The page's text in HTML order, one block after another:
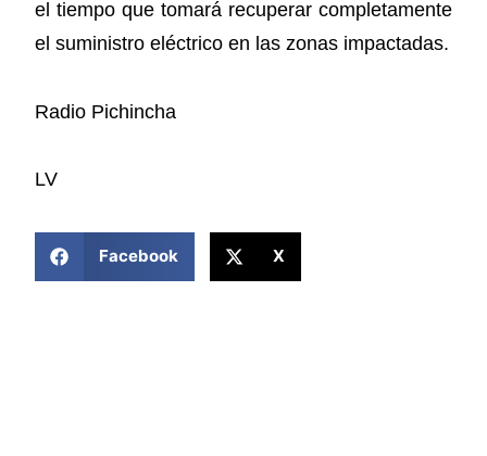
el tiempo que tomará recuperar completamente
el suministro eléctrico en las zonas impactadas.
Radio Pichincha
LV
Facebook X